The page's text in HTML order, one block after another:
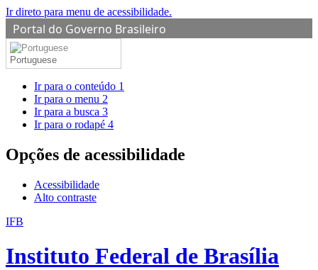
Ir direto para menu de acessibilidade.
Portal do Governo Brasileiro
Portuguese
Ir para o conteúdo 1
Ir para o menu 2
Ir para a busca 3
Ir para o rodapé 4
Opções de acessibilidade
Acessibilidade
Alto contraste
IFB
Instituto Federal de Brasília